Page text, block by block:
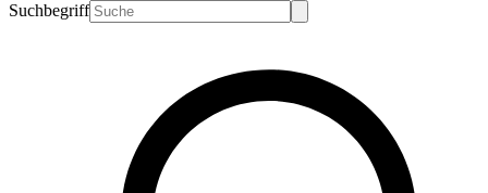
Suchbegriff